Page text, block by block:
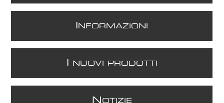
NFORMAZIONI
NUOVI PRODOTTI
N OTIZIE